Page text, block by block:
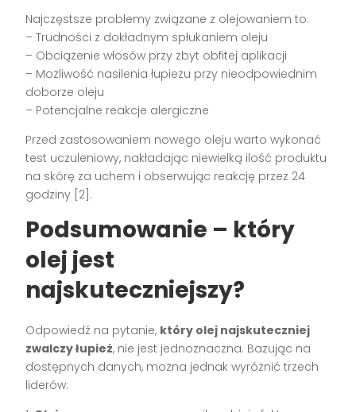
Najczęstsze problemy związane z olejowaniem to:
– Trudności z dokładnym spłukaniem oleju
– Obciążenie włosów przy zbyt obfitej aplikacji
– Możliwość nasilenia łupieżu przy nieodpowiednim
doborze oleju
– Potencjalne reakcje alergiczne
Przed zastosowaniem nowego oleju warto wykonać
test uczuleniowy, nakładając niewielką ilość produktu
na skórę za uchem i obserwując reakcję przez 24
godziny [2].
Podsumowanie – który
olej jest
najskuteczniejszy?
Odpowiedź na pytanie, który olej najskuteczniej
zwalczy łupież, nie jest jednoznaczna. Bazując na
dostępnych danych, można jednak wyróżnić trzech
liderów: